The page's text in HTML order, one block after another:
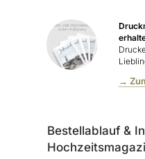
→
Bestellablauf &